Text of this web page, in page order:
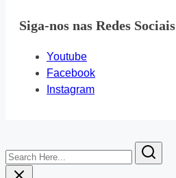
Siga-nos nas Redes Sociais
Youtube
Facebook
Instagram
Search
Here...